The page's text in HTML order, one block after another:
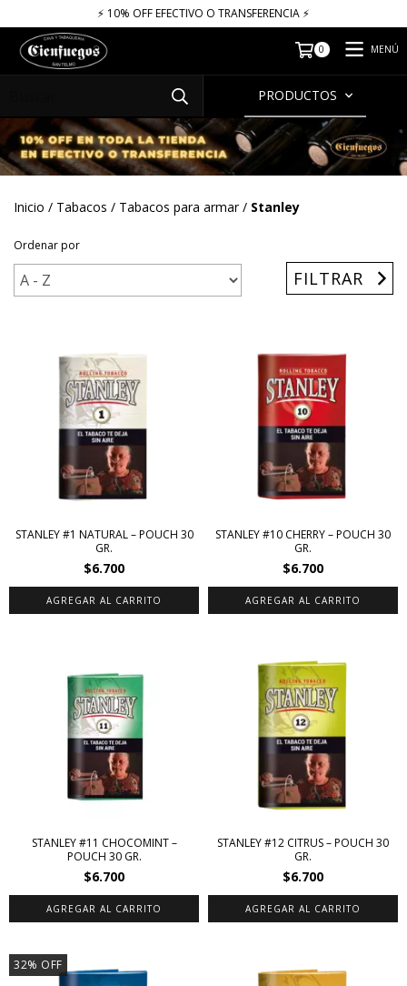
⚡​​​ 10% OFF EFECTIVO O TRANSFERENCIA ⚡​
0 MENÚ
PRODUCTOS
Inicio / Tabacos / Tabacos para armar / Stanley
Ordenar por
FILTRAR
STANLEY #1 NATURAL – POUCH 30
GR.
$6.700
STANLEY #10 CHERRY – POUCH 30
GR.
$6.700
STANLEY #11 CHOCOMINT –
POUCH 30 GR.
$6.700
STANLEY #12 CITRUS – POUCH 30
GR.
$6.700
32% OFF